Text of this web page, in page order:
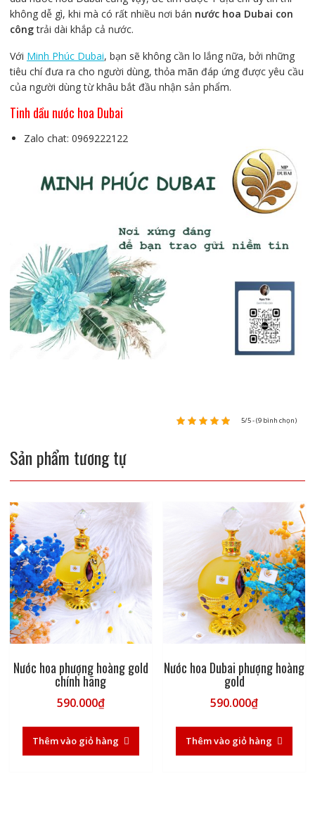
không dễ gì, khi mà có rất nhiều nơi bán nước hoa Dubai con
côngtrải dài khắp cả nước.
Với Minh Phúc Dubai, bạn sẽ không cần lo lắng nữa, bởi những
tiêu chí đưa ra cho người dùng, thỏa mãn đáp ứng được yêu cầu
của người dùng từ khâu bắt đầu nhận sản phẩm.
Tinh dầu nước hoa Dubai
Zalo chat: 0969222122
5/5 - (9 bình chọn)
Sản phẩm tương tự
Nước hoa phượng hoàng gold
chính hãng
590.000₫
Thêm vào giỏ hàng
Nước hoa Dubai phượng hoàng
gold
590.000₫
Thêm vào giỏ hàng